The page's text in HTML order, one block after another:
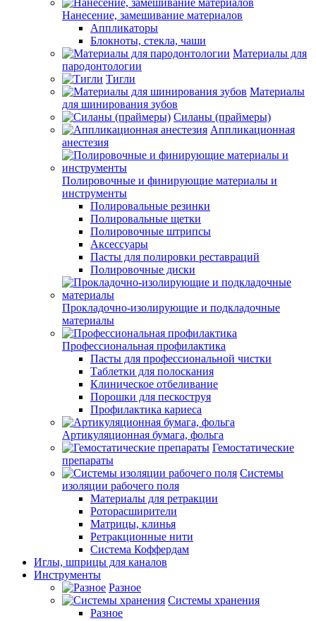
Нанесение, замешивание материалов
Аппликаторы
Блокноты, стекла, чаши
Материалы для
пародонтологии
Тигли
Материалы
для шинирования зубов
Силаны (праймеры)
Аппликационная
анестезия
Полировочные и финирующие материалы и
инструменты
Полировальные резинки
Полировальные щетки
Полировочные штрипсы
Аксессуары
Пасты для полировки реставраций
Полировочные диски
Прокладочно-изолирующие и подкладочные
материалы
Профессиональная профилактика
Пасты для профессиональной чистки
Таблетки для полоскания
Клиническое отбеливание
Порошки для пескоструя
Профилактика кариеса
Артикуляционная бумага, фольга
Гемостатические
препараты
Системы
изоляции рабочего поля
Материалы для ретракции
Роторасширители
Матрицы, клинья
Ретракционные нити
Система Коффердам
Иглы, шприцы для каналов
Инструменты
Разное
Системы хранения
Разное